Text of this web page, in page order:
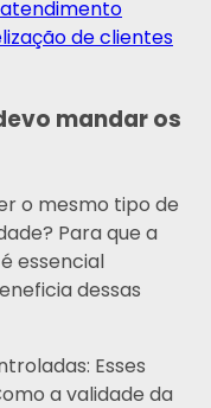
de clientes
mandar os
o mesmo tipo de
Para que a
essencial
dessas
Esses
a validade da